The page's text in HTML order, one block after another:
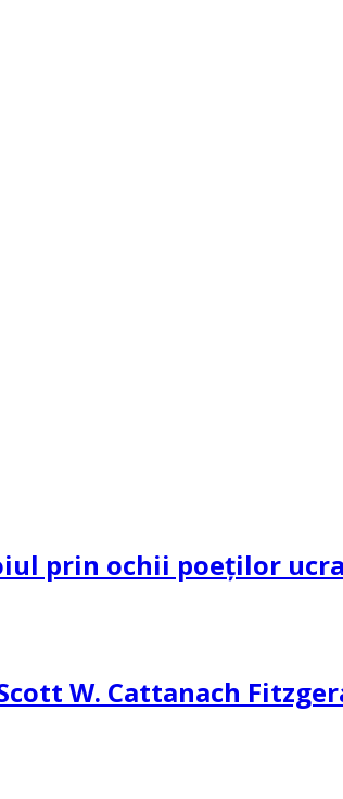
prin ochii poeților
W. Cattanach